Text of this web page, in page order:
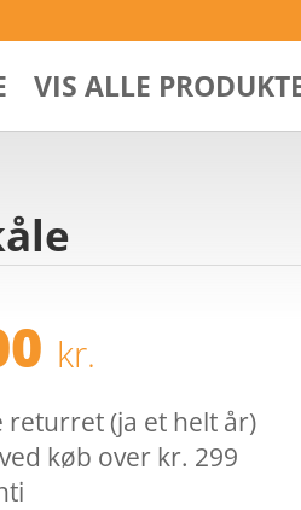
VIS ALLE
kr.
returret (ja et helt år)
køb over kr. 299